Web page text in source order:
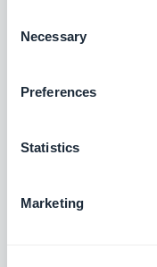
Selection
Necessary
Preferences
Statistics
Marketing